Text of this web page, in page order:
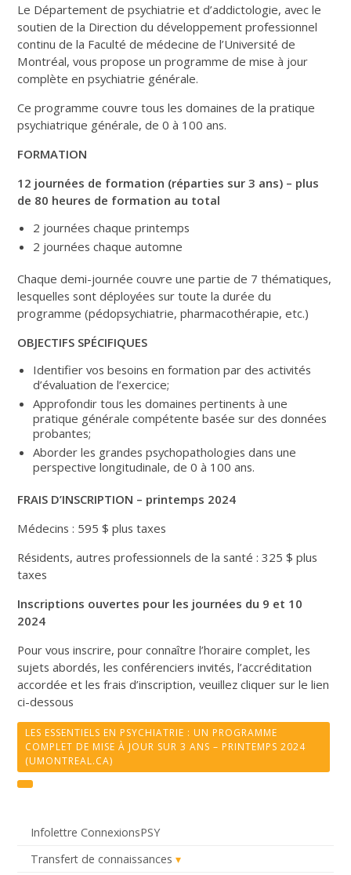
Infolettre ConnexionsPSY
Transfert de connaissances
Le Département de psychiatrie et d’addictologie, avec le
soutien de la Direction du développement professionnel
continu de la Faculté de médecine de l’Université de
Montréal, vous propose un programme de mise à jour
complète en psychiatrie générale.
Ce programme couvre tous les domaines de la pratique
psychiatrique générale, de 0 à 100 ans.
FORMATION
12 journées de formation (réparties sur 3 ans) – plus
de 80 heures de formation au total
2 journées chaque printemps
2 journées chaque automne
Chaque demi-journée couvre une partie de 7 thématiques,
lesquelles sont déployées sur toute la durée du
programme (pédopsychiatrie, pharmacothérapie, etc.)
OBJECTIFS SPÉCIFIQUES
Identifier vos besoins en formation par des activités
d’évaluation de l’exercice;
Approfondir tous les domaines pertinents à une
pratique générale compétente basée sur des données
probantes;
Aborder les grandes psychopathologies dans une
perspective longitudinale, de 0 à 100 ans.
FRAIS D’INSCRIPTION – printemps 2024
Médecins : 595 $ plus taxes
Résidents, autres professionnels de la santé : 325 $ plus
taxes
Inscriptions ouvertes pour les journées du 9 et 10
2024
Pour vous inscrire, pour connaître l’horaire complet, les
sujets abordés, les conférenciers invités, l’accréditation
accordée et les frais d’inscription, veuillez cliquer sur le lien
ci-dessous
LES ESSENTIELS EN PSYCHIATRIE : UN PROGRAMME
COMPLET DE MISE À JOUR SUR 3 ANS – PRINTEMPS 2024
(UMONTREAL.CA)